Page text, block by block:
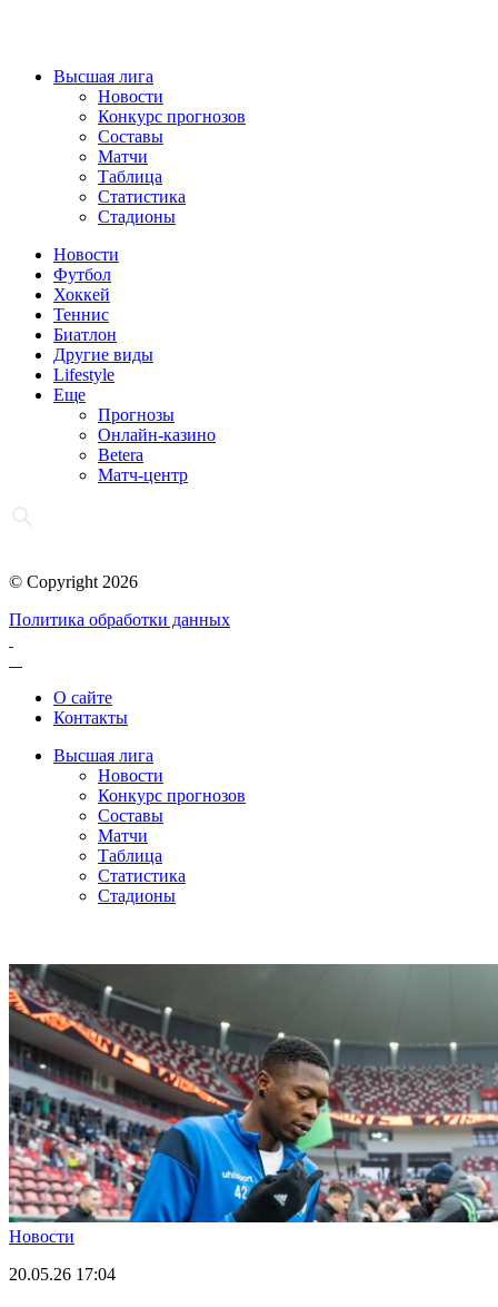
Высшая лига
Новости
Конкурс прогнозов
Составы
Матчи
Таблица
Статистика
Стадионы
Новости
Футбол
Хоккей
Теннис
Биатлон
Другие виды
Lifestyle
Еще
Прогнозы
Онлайн-казино
Betera
Матч-центр
© Copyright 2026
Политика обработки данных
О сайте
Контакты
Высшая лига
Новости
Конкурс прогнозов
Составы
Матчи
Таблица
Статистика
Стадионы
Новости
20.05.26 17:04